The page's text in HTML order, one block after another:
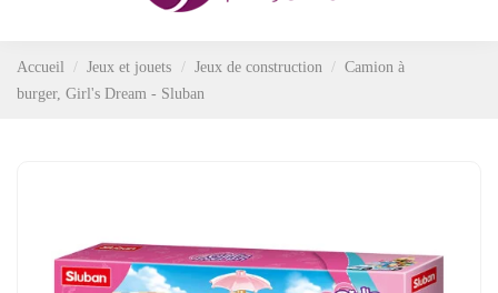
Accueil Jeux et jouets Jeux de construction
Camion à
burger, Girl's Dream - Sluban